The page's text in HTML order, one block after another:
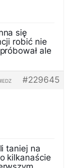
się
robić nie
ale
#229645
taniej na
kilkanaście